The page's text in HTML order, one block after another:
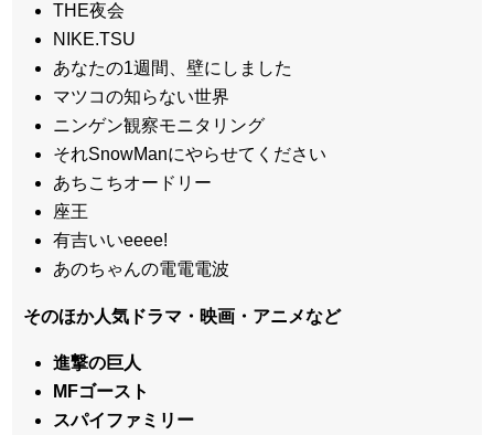
THE夜会
NIKE.TSU
あなたの1週間、壁にしました
マツコの知らない世界
ニンゲン観察モニタリング
それSnowManにやらせてください
あちこちオードリー
座王
有吉いいeeee!
あのちゃんの電電電波
そのほか人気ドラマ・映画・アニメなど
進撃の巨人
MFゴースト
スパイファミリー